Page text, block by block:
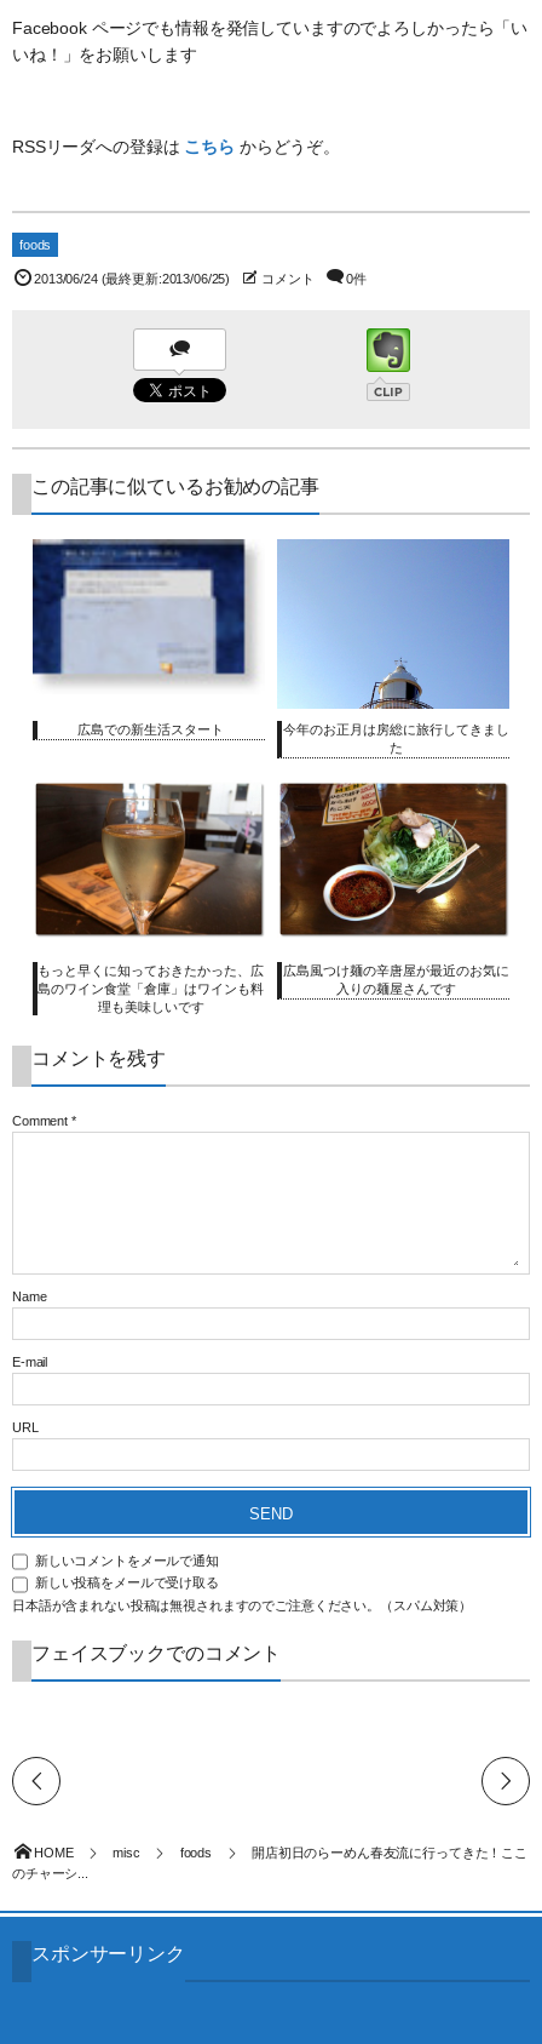
Facebook ページでも情報を発信していますのでよろしかったら「い
いね！」をお願いします
RSSリーダへの登録は こちら からどうぞ。
foods
2013/06/24(最終更新:2013/06/25) コメント 0件
この記事に似ているお勧めの記事
広島での新生活スタート
今年のお正月は房総に旅行してきまし
た
もっと早くに知っておきたかった、広
島のワイン食堂「倉庫」はワインも料
理も美味しいです
広島風つけ麺の辛唐屋が最近のお気に
入りの麺屋さんです
コメントを残す
Comment *
Name
E-mail
URL
新しいコメントをメールで通知
新しい投稿をメールで受け取る
日本語が含まれない投稿は無視されますのでご注意ください。（スパム対策）
フェイスブックでのコメント
HOME misc foods
開店初日のらーめん春友流に行ってきた！ここ
のチャーシ...
スポンサーリンク